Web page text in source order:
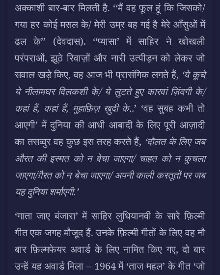
अक्काशी बार-बार मिलती है. ‘‘मैं वह फूल हूं कि जिसको/
गया हर कोई मसल के/ मेरी उम्र बह गई है मेरे आँसुओं में
ढल के’’ (देवदास). ‘‘प्यासा’ में साहिर ने खोखली
परंपराओं, झूठे रिवाज़ों और नारी उत्पीड़न को लेकर जो
सवाल खड़े किए, वह आज भी प्रासंगिक लगते हैं, ‘ये कूचे
ये नीलामघर दिलकशी के/ ये लुटते हुए कारवां ज़िंदगी के/
कहां हैं, कहां हैं, मुहाफ़िज़ ख़ुदी के..’ ‘वह सुबह कभी तो
आएगी’ में दुनिया की आधी आबादी के लिए पूरी आज़ादी
का तसव्वुर वह कुछ इस तरह करते हैं, ‘दौलत के लिए जब
औरत की इस्मत को न बेचा जाएगा/ चाहत को न कुचला
जाएगा/ग़ैरत को न बेचा जाएगा/ अपनी काली करतूतों पर जब
यह दुनिया शर्माएगी.’
‘गाता जाए बंजारा’ में साहिर लुधियानवी के सारे फ़िल्मी
गीत एक जगह मौजूद हैं. उनके फ़िल्मी गीतों के लिए वह नौ
बार फ़िल्मफेयर अवार्ड के लिए नामित किए गए, दो बार
उन्हें यह अवार्ड मिला – 1964 में ‘ताज महल’ के गीत ‘जो